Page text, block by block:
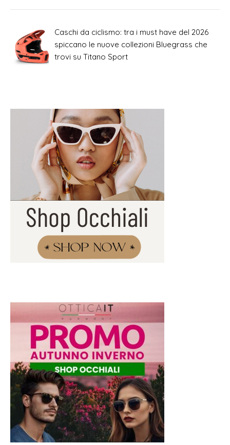
Caschi da ciclismo: tra i must have del 2026
spiccano le nuove collezioni Bluegrass che
trovi su Titano Sport